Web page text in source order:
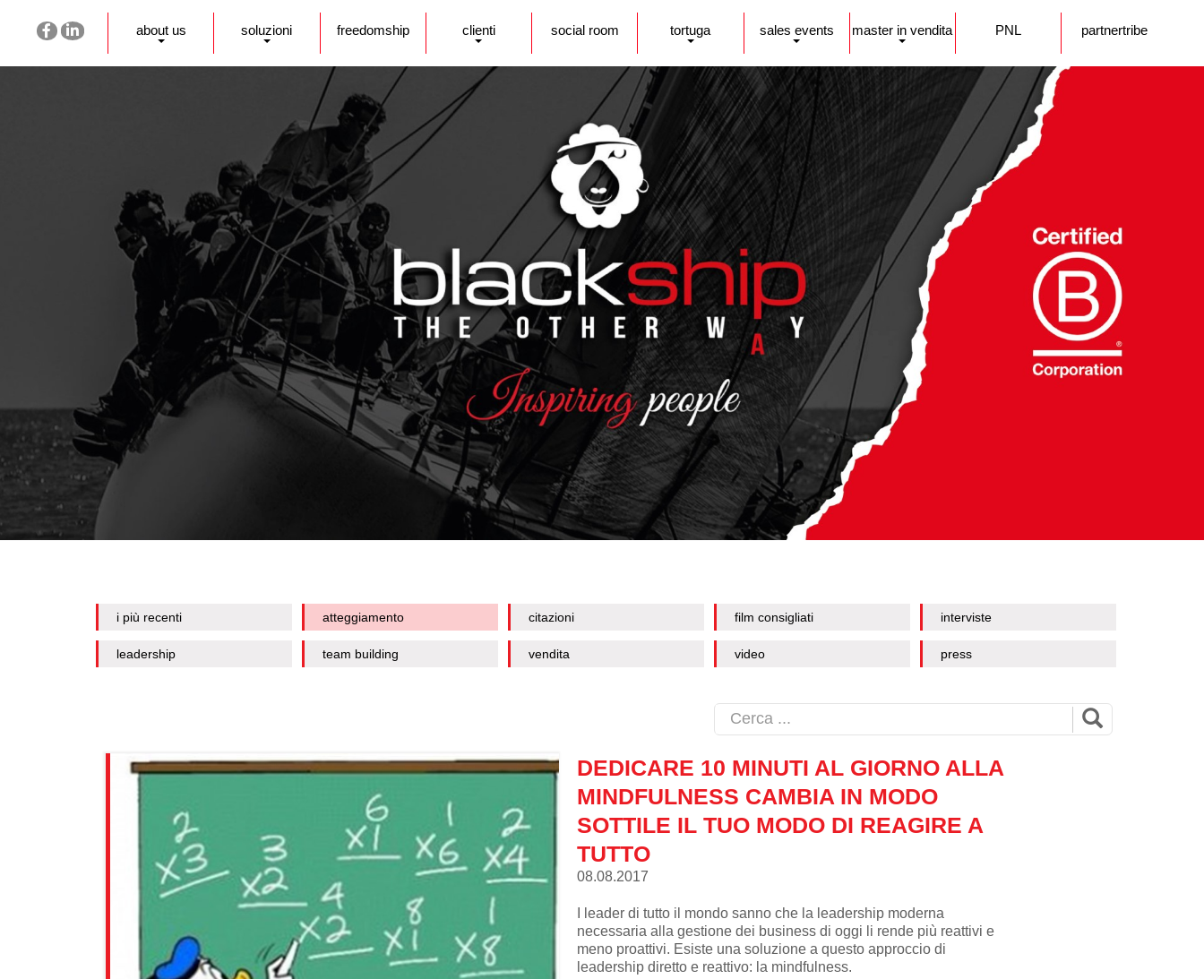
about us soluzioni freedomship clienti social room tortuga sales events master in vendita PNL partnertribe
i più recenti atteggiamento citazioni film consigliati interviste
leadership team building vendita video press
DEDICARE 10 MINUTI AL GIORNO ALLA
MINDFULNESS CAMBIA IN MODO
SOTTILE IL TUO MODO DI REAGIRE A
TUTTO
08.08.2017
I leader di tutto il mondo sanno che la leadership moderna
necessaria alla gestione dei business di oggi li rende più reattivi e
meno proattivi. Esiste una soluzione a questo approccio di
leadership diretto e reattivo: la mindfulness.